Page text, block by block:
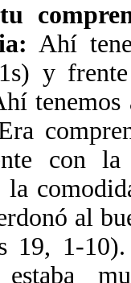
Ahí
y
tenemos
con
la
al
19, 1-
estaba